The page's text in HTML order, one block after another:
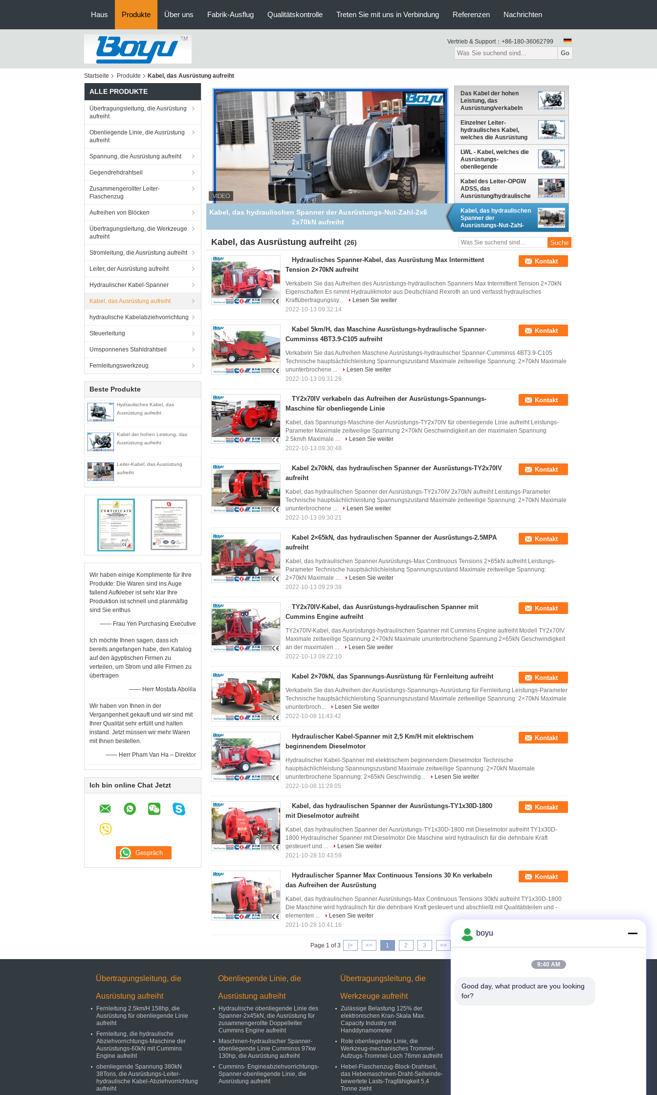
Haus Produkte Über uns Fabrik-Ausflug Qualitätskontrolle Treten Sie mit uns in Verbindung Referenzen Nachrichten
Vertrieb & Support： +86-180-36062799
Go
Startseite Produkte Kabel, das Ausrüstung aufreiht
ALLE PRODUKTE
Übertragungsleitung, die Ausrüstung
aufreiht
Obenliegende Linie, die Ausrüstung
aufreiht
Spannung, die Ausrüstung aufreiht
Gegendrehdrahtseil
Zusammengerollter Leiter-
Flaschenzug
Aufreihen von Blöcken
Übertragungsleitung, die Werkzeuge
aufreiht
Stromleitung, die Ausrüstung aufreiht
Leiter, der Ausrüstung aufreiht
Hydraulischer Kabel-Spanner
Kabel, das Ausrüstung aufreiht
hydraulische Kabelabziehvorrichtung
Steuerleitung
Umsponnenes Stahldrahtseil
Fernleitungswerkzeug
Beste Produkte
Hydraulisches Kabel, das
Ausrüstung aufreiht
Kabel der hohen Leistung, das
Ausrüstung aufreiht
Leiter-Kabel, das Ausrüstung
aufreiht
Wir haben einige Komplimente für Ihre
Produkte: Die Waren sind ins Auge
fallend Aufkleber ist sehr klar Ihre
Produktion ist schnell und planmäßig
sind Sie enthus
—— Frau Yen Purchasing Executive
Ich möchte Ihnen sagen, dass ich
bereits angefangen habe, den Katalog
auf den ägyptischen Firmen zu
verteilen, um Strom und alle Firmen zu
übertragen
—— Herr Mostafa Abolila
Wir haben von Ihnen in der
Vergangenheit gekauft und wir sind mit
Ihrer Qualität sehr erfüllt und halten
instand. Jetzt müssen wir mehr Waren
mit Ihnen bestellen.
—— Herr Pham Van Ha – Direktor
Ich bin online Chat Jetzt
Kabel, das hydraulischen Spanner der Ausrüstungs-Nut-Zahl-2x6
2x70kN aufreiht
Das Kabel der hohen
Leistung, das
Ausrüstung/verkabeln
aufreiht unterirdisch, das
Ziehen der Handkurbel für
obenliegende Linie
Einzelner Leiter-
hydraulisches Kabel,
welches die Ausrüstung
zieht Maschine 40kN 4T,
Cummins Engine aufreiht
LWL - Kabel, welches die
Ausrüstungs-
obenliegende
Übertragungsleitung
aufreiht Maschinen-
Abziehvorrichtung
aufreiht
Kabel des Leiter-OPGW
ADSS, das
Ausrüstung/hydraulische
Kraft-Linie Tonne 2x45kN
des Spanner-9 aufreiht
Kabel, das hydraulischen
Spanner der
Ausrüstungs-Nut-Zahl-
2x6 2x70kN aufreiht
Kabel, das Ausrüstung aufreiht (26)
Hydraulisches Spanner-Kabel, das Ausrüstung Max Intermittent
Tension 2×70kN aufreiht
Kontakt
Verkabeln Sie das Aufreihen des Ausrüstungs-hydraulischen Spanners Max Intermittent Tension 2×70kN
Eigenschaften Es nimmt Hydraulikmotor aus Deutschland Rexroth an und verfasst hydraulisches
Kraftübertragungssy...
Lesen Sie weiter
2022-10-13 09:32:14
Kabel 5km/H, das Maschine Ausrüstungs-hydraulische Spanner-
Cumminss 4BT3.9-C105 aufreiht
Kontakt
Verkabeln Sie das Aufreihen Maschine Ausrüstungs-hydraulischer Spanner-Cumminss 4BT3.9-C105
Technische hauptsächlichleistung Spannungszustand Maximale zeitweilige Spannung: 2×70kN Maximale
ununterbrochene ...
Lesen Sie weiter
2022-10-13 09:31:28
TY2x70IV verkabeln das Aufreihen der Ausrüstungs-Spannungs-
Maschine für obenliegende Linie
Kontakt
Kabel, das Spannungs-Maschine der Ausrüstungs-TY2x70IV für obenliegende Linie aufreiht Leistungs-
Parameter Maximale zeitweilige Spannung 2×70kN Geschwindigkeit an der maximalen Spannung
2.5km/h Maximale ...
Lesen Sie weiter
2022-10-13 09:30:48
Kabel 2x70kN, das hydraulischen Spanner der Ausrüstungs-TY2x70IV
aufreiht
Kontakt
Kabel, das hydraulischen Spanner der Ausrüstungs-TY2x70IV 2x70kN aufreiht Leistungs-Parameter
Technische hauptsächlichleistung Spannungszustand Maximale zeitweilige Spannung: 2×70kN Maximale
ununterbrochene ...
Lesen Sie weiter
2022-10-13 09:30:21
Kabel 2×65kN, das hydraulischen Spanner der Ausrüstungs-2.5MPA
aufreiht
Kontakt
Kabel, das hydraulischen Spanner Ausrüstungs-Max Continuous Tensions 2×65kN aufreiht Leistungs-
Parameter Technische hauptsächlichleistung Spannungszustand Maximale zeitweilige Spannung:
2×70kN Maximale ...
Lesen Sie weiter
2022-10-13 09:29:38
TY2x70IV-Kabel, das Ausrüstungs-hydraulischen Spanner mit
Cummins Engine aufreiht
Kontakt
TY2x70IV-Kabel, das Ausrüstungs-hydraulischen Spanner mit Cummins Engine aufreiht Modell TY2x70IV
Maximale zeitweilige Spannung 2×70kN Maximale ununterbrochene Spannung 2×65kN Geschwindigkeit
an der maximalen ...
Lesen Sie weiter
2022-10-13 09:22:10
Kabel 2×70kN, das Spannungs-Ausrüstung für Fernleitung aufreiht Kontakt
Verkabeln Sie das Aufreihen der Ausrüstungs-Spannungs-Ausrüstung für Fernleitung Leistungs-Parameter
Technische hauptsächlichleistung Spannungszustand Maximale zeitweilige Spannung: 2×70kN Maximale
ununterbroch...
Lesen Sie weiter
2022-10-08 11:43:42
Hydraulischer Kabel-Spanner mit 2,5 Km/H mit elektrischem
beginnendem Dieselmotor
Kontakt
Hydraulischer Kabel-Spanner mit elektrischem beginnendem Dieselmotor Technische
hauptsächlichleistung Spannungszustand Maximale zeitweilige Spannung: 2×70kN Maximale
ununterbrochene Spannung: 2×65kN Geschwindig...
Lesen Sie weiter
2022-10-08 11:29:05
Kabel, das hydraulischen Spanner der Ausrüstungs-TY1x30D-1800
mit Dieselmotor aufreiht
Kontakt
Kabel, das hydraulischen Spanner der Ausrüstungs-TY1x30D-1800 mit Dieselmotor aufreiht TY1x30D-
1800 Hydraulischer Spanner mit Dieselmotor Die Maschine wird hydraulisch für die dehnbare Kraft
gesteuert und ...
Lesen Sie weiter
2021-10-28 10:43:59
Hydraulischer Spanner Max Continuous Tensions 30 Kn verkabeln
das Aufreihen der Ausrüstung
Kontakt
Kabel, das hydraulischen Spanner Ausrüstungs-Max Continuous Tensions 30kN aufreiht TY1x30D-1800
Die Maschine wird hydraulisch für die dehnbare Kraft gesteuert und abschließt mit Qualitätsteilen und -
elementen ...
Lesen Sie weiter
2021-10-28 10:41:16
Page 1 of 3 |< << 1 2 3 >> >|
Übertragungsleitung, die
Ausrüstung aufreiht
Fernleitung 2.5km/H 158hp, die
Ausrüstung für obenliegende Linie
aufreiht
Fernleitung, die hydraulische
Abziehvorrichtungs-Maschine der
Ausrüstungs-60kN mit Cummins
Engine aufreiht
obenliegende Spannung 380kN
38Tons, die Ausrüstungs-Leiter-
hydraulische Kabel-Abziehvorrichtung
aufreiht
Obenliegende Linie, die
Ausrüstung aufreiht
Hydraulische obenliegende Linie des
Spanner-2x45kN, die Ausrüstung für
zusammengerollte Doppelleiter
Cummins Engine aufreiht
Maschinen-hydraulischer Spanner-
obenliegende Linie Cumminss 97kw
130hp, die Ausrüstung aufreiht
Cummins- Engineabziehvorrichtungs-
Spanner-obenliegende Linie, die
Ausrüstung aufreiht
Übertragungsleitung, die
Werkzeuge aufreiht
Zulässige Belastung 125% der
elektronischen Kran-Skala Max.
Capacity Industry mit
Handdynamometer
Rote obenliegende Linie, die
Werkzeug-mechanisches Trommel-
Aufzugs-Trommel-Loch 76mm aufreiht
Hebel-Flaschenzug-Block-Drahtseil,
das Hebemaschinen-Draht-Seilwinde-
bewertete Lasts-Tragfähigkeit 5,4
Tonne zieht
boyu
9:40 AM
Good day, what product are you looking
for?